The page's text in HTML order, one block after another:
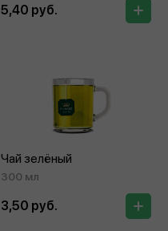
5,40 руб.
Чай зелёный
300 мл
3,50 руб.